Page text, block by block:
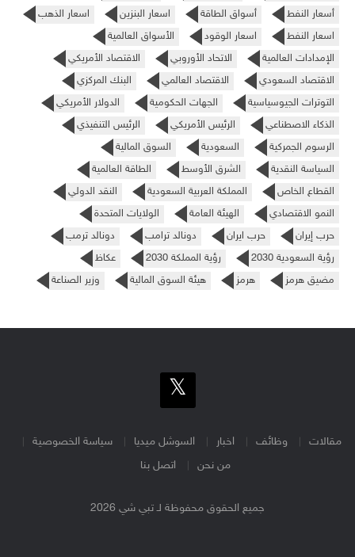
أسعار النفط
أسواق الطاقة اسعار البنزين
اسعار الذهب
اسعار النفط
اسعار الوقود
الأسواق العالمية
الإمدادات العالمية
الاتحاد الأوروبي
الاقتصاد الأمريكي
الاقتصاد السعودي
الاقتصاد العالمي
البنك المركزي
التوترات الجيوسياسية
الجهات الحكومية
الدولار الأمريكي
الذكاء الاصطناعي
الرئيس الأمريكي
الرئيس التنفيذي
الرسوم الجمركية
السعودية
السوق المالية
السياسة النقدية
الشرق الأوسط
الطاقة العالمية
القطاع الخاص
المملكة العربية السعودية
النقد الدولي
النمو الاقتصادي
الهيئة العامة
الولايات المتحدة
حرب إيران
حرب ايران دونالد ترامب
دونالد ترمب
رؤية السعودية 2030
رؤية المملكة 2030
عكاظ
مضيق هرمز
هرمز هيئة السوق المالية وزير الصناعة
مقالات وظائف اخبار السوشل ميديا
سياسة الخصوصية
من نحن
اتصل بنا
جميع الحقوق محفوظة لـ تبي شي 2026